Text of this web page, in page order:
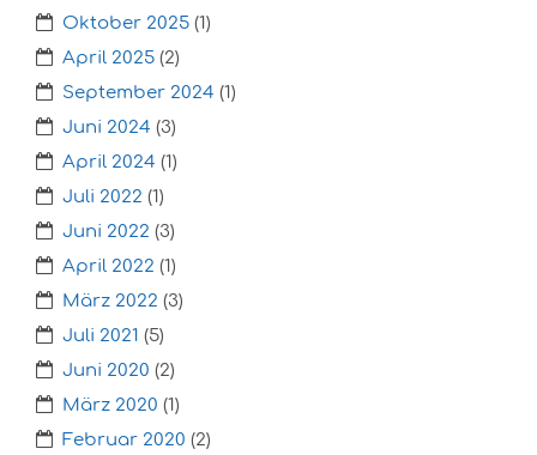
Oktober 2025 (1)
April 2025 (2)
September 2024 (1)
Juni 2024 (3)
April 2024 (1)
Juli 2022 (1)
Juni 2022 (3)
April 2022 (1)
März 2022 (3)
Juli 2021 (5)
Juni 2020 (2)
März 2020 (1)
Februar 2020 (2)